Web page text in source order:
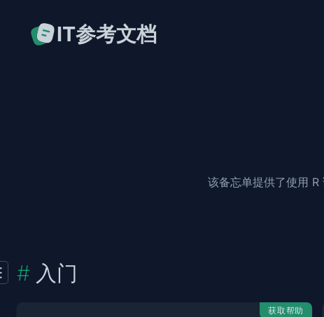
IT参考文档
该备忘单提供了使用
入门
获取帮助